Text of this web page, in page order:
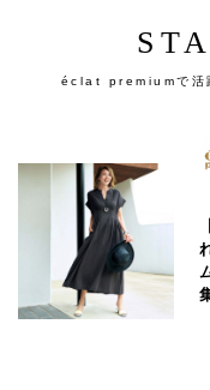
éclat premiumで活